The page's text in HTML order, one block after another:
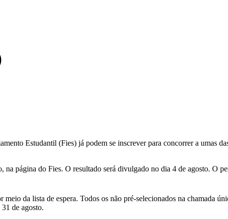
Estudantil (Fies) já podem se inscrever para concorrer a umas
página do Fies. O resultado será divulgado no dia 4 de agosto. O
da lista de espera. Todos os não pré-selecionados na chamada
de agosto.